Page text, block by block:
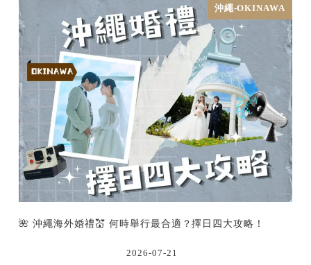
沖繩-OKINAWA
🌺 沖繩海外婚禮💒 何時舉行最合適？擇日四大攻略！
2026-07-21